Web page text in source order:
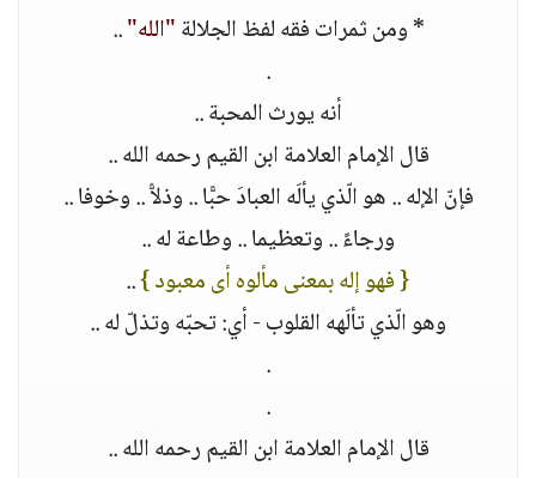
* ومن ثمرات فقه لفظ الجلالة"الله"..
.
أنه يورث المحبة ..
قال الإمام العلامة ابن القيم رحمه الله ..
فإنّ الإله .. هو الّذي يألَه العبادَ حبًّا .. وذلاًّ .. وخوفا ..
ورجاءً .. وتعظيما .. وطاعة له ..
{ فهو إله بمعنى مألوه أى معبود }..
وهو الّذي تألَهه القلوب - أي: تحبّه وتذلّ له ..
.
.
قال الإمام العلامة ابن القيم رحمه الله ..